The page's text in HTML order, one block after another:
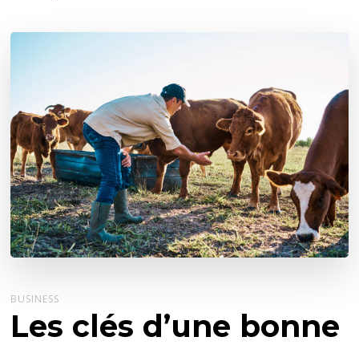
BUSINESS
Les clés d’une bonne